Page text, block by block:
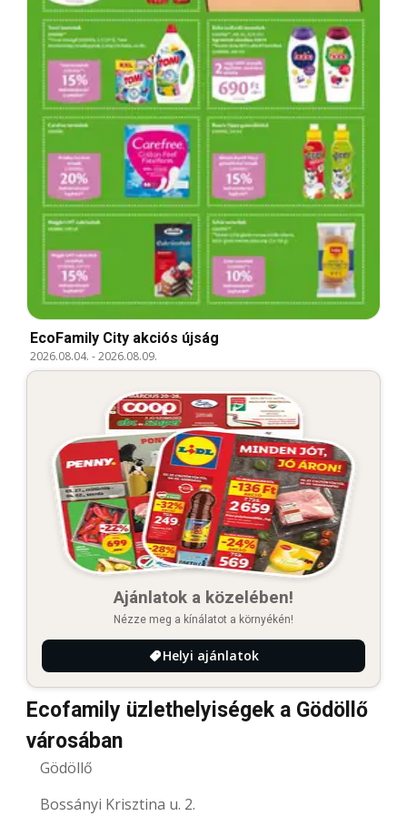
EcoFamily City akciós újság
2026.08.04. -2026.08.09.
Ajánlatok a közelében!
Nézze meg a kínálatot a környékén!
Helyi ajánlatok
Ecofamily üzlethelyiségek a Gödöllő
városában
Gödöllő
Bossányi Krisztina u. 2.